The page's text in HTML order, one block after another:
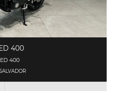
400
400